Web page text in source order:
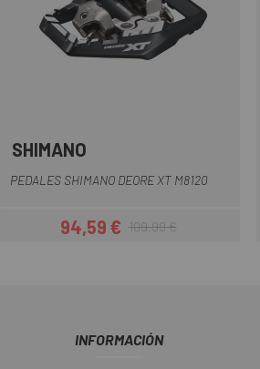
SHIMANO
PEDALES SHIMANO DEORE XT M8120
Precio
94,59 €Precio regular
109,99 €
INFORMACIÓN